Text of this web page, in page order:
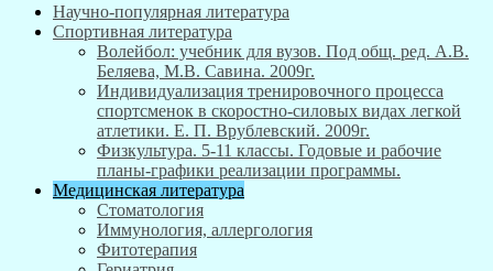
Научно-популярная литература
Спортивная литература
Волейбол: учебник для вузов. Под общ. ред. А.В.
Беляева, М.В. Савина. 2009г.
Индивидуализация тренировочного процесса
спортсменок в скоростно-силовых видах легкой
атлетики. Е. П. Врублевский. 2009г.
Физкультура. 5-11 классы. Годовые и рабочие
планы-графики реализации программы.
Медицинская литература
Стоматология
Иммунология, аллергология
Фитотерапия